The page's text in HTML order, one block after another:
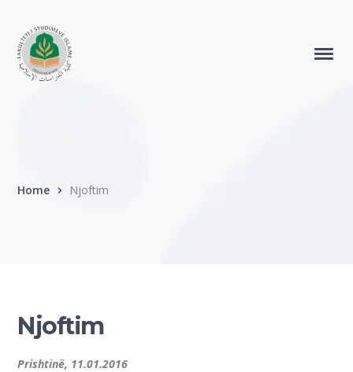
Home Njoftim
Njoftim
Prishtinë, 11.01.2016